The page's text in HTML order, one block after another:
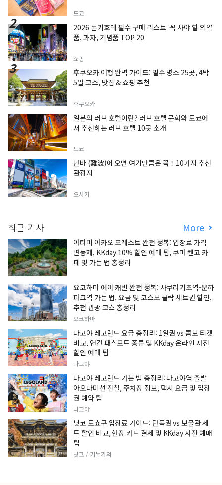
도쿄
2026 돈키호테 필수 구매 리스트: 꼭 사야 할 의약
품, 과자, 기념품 TOP 20
쇼핑
후쿠오카 여행 완벽 가이드: 필수 명소 25곳, 4박
5일 코스, 맛집 & 쇼핑 추천
후쿠오카
일본의 러브 호텔이란? 러브 호텔 문화와 도쿄에
서 추천하는 러브 호텔 10곳 소개
도쿄
난바 (難波)에 오면 여기만큼은 꼭！10가지 추천
관광지
오사카
최근 기사 More
아타미 아카오 포레스트 완전 정복: 입장료 가격
변동제, KKday 10% 할인 예매 팁, 쿠마 켄고 카
페 및 가는 법 총정리
요코하마 에어 캐빈 완전 정복: 사쿠라기초역-운하
파크역 가는 법, 요금 및 코스모 클락 세트권 할인,
추천 관광 코스 총정리
요코하마
나고야 레고랜드 요금 총정리: 1일권 vs 콤보 티켓
비교, 연간 패스포트 종류 및 KKday 온라인 사전
할인 예매 팁
나고야
나고야 레고랜드 가는 법 총정리: 나고야역 출발
아오나미선 전철, 주차장 정보, 택시 요금 및 입장
권 예약 팁
나고야
닛코 도쇼구 입장료 가이드: 단독권 vs 보물관 세
트 할인 비교, 현장 카드 결제 및 KKday 사전 예매
팁
닛코 / 키누가와